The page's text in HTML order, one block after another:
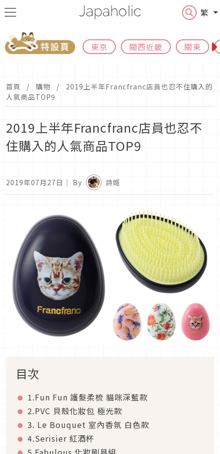
繁
東京 關西近畿 關東
首頁 購物
2019上半年Francfranc店員也忍不住購入的
人氣商品TOP9
2019上半年Francfranc店員也忍不
住購入的人氣商品TOP9
2019年07月27日 ｜ By 詩姬
目次
1.Fun Fun 護髮柔梳 貓咪深藍款
2.PVC 貝殼化妝包 極光款
3. Le Bouquet 室內香氛 白色款
4.Serisier 紅酒杯